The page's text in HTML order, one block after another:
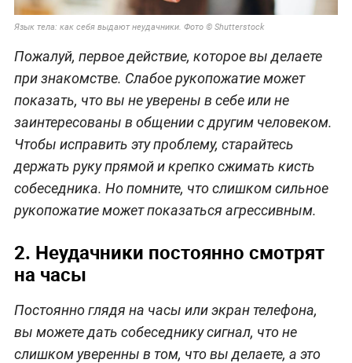
Язык тела: как себя выдают неудачники. Фото © Shutterstock
Пожалуй, первое действие, которое вы делаете
при знакомстве. Слабое рукопожатие может
показать, что вы не уверены в себе или не
заинтересованы в общении с другим человеком.
Чтобы исправить эту проблему, старайтесь
держать руку прямой и крепко сжимать кисть
собеседника. Но помните, что слишком сильное
рукопожатие может показаться агрессивным.
2. Неудачники постоянно смотрят
на часы
Постоянно глядя на часы или экран телефона,
вы можете дать собеседнику сигнал, что не
слишком уверенны в том, что вы делаете, а это